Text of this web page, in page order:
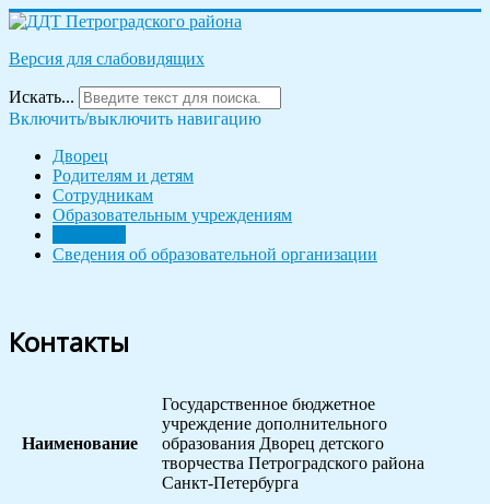
Версия для слабовидящих
Искать...
Включить/выключить навигацию
Дворец
Родителям и детям
Сотрудникам
Образовательным учреждениям
Сведения об образовательной организации
Контакты
Наименование
Государственное бюджетное
учреждение дополнительного
образования Дворец детского
творчества Петроградского района
Санкт-Петербурга